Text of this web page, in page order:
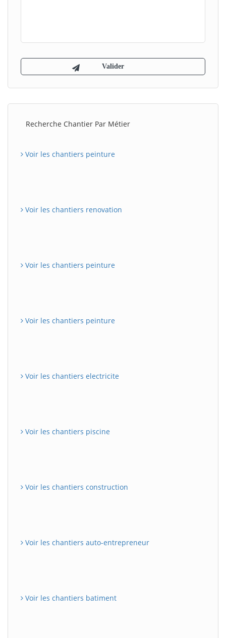
Recherche Chantier Par Métier
Voir les chantiers peinture
Voir les chantiers renovation
Voir les chantiers peinture
Voir les chantiers peinture
Voir les chantiers electricite
Voir les chantiers piscine
Voir les chantiers construction
Voir les chantiers auto-entrepreneur
Voir les chantiers batiment